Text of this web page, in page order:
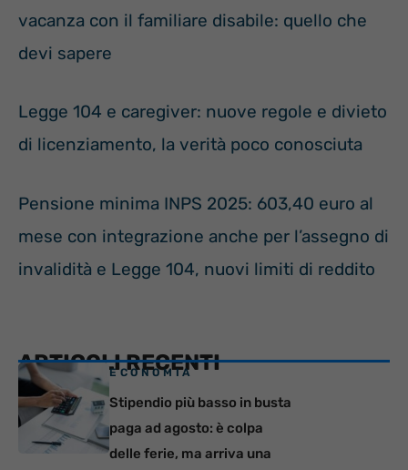
vacanza con il familiare disabile: quello che
devi sapere
Legge 104 e caregiver: nuove regole e divieto
di licenziamento, la verità poco conosciuta
Pensione minima INPS 2025: 603,40 euro al
mese con integrazione anche per l’assegno di
invalidità e Legge 104, nuovi limiti di reddito
ARTICOLI RECENTI
ECONOMIA
Stipendio più basso in busta
paga ad agosto: è colpa
delle ferie, ma arriva una